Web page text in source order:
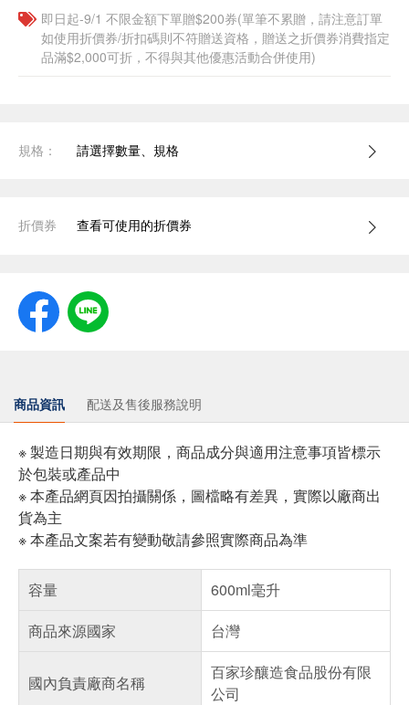
即日起-9/1 不限金額下單贈$200券(單筆不累贈，請注意訂單
如使用折價券/折扣碼則不符贈送資格，贈送之折價券消費指定
品滿$2,000可折，不得與其他優惠活動合併使用)
規格： 請選擇數量、規格
折價券 查看可使用的折價券
商品資訊 配送及售後服務說明
※ 製造日期與有效期限，商品成分與適用注意事項皆標示
於包裝或產品中
※ 本產品網頁因拍攝關係，圖檔略有差異，實際以廠商出
貨為主
※ 本產品文案若有變動敬請參照實際商品為準
容量
600ml毫升
商品來源國家
台灣
國內負責廠商名稱
百家珍釀造食品股份有限
公司